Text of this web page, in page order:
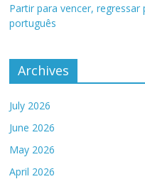
Partir para vencer,
português
Archives
July 2026
June 2026
May 2026
April 2026